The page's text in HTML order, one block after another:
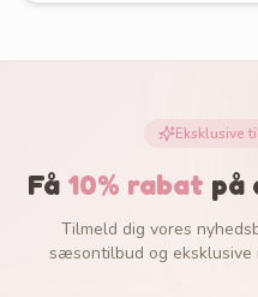
Eksklusive
Få 10% rabat på
Tilmeld dig vores
sæsontilbud og eksklusive